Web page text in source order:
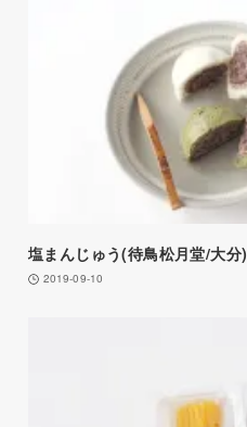
塩まんじゅう(待鳥松月堂/大分)
2019-09-10